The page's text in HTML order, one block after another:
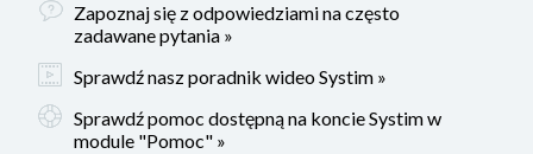
Zapoznaj się z odpowiedziami na często
zadawane pytania »
Sprawdź nasz poradnik wideo Systim »
Sprawdź pomoc dostępną na koncie Systim w
module "Pomoc" »